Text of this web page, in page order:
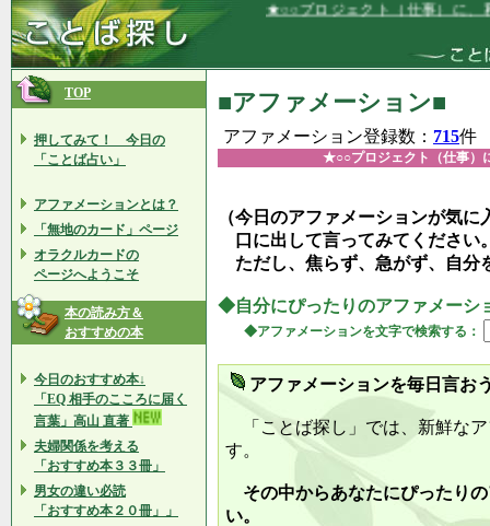
★○○プロジェクト（仕事）に、私は、全
TOP
押してみて！ 今日の
「ことば占い」
アファメーションとは？
「無地のカード」ページ
オラクルカードの
ページへようこそ
本の読み方＆
おすすめの本
今日のおすすめ本↓
「EQ 相手のこころに届く
言葉」高山 直著
夫婦関係を考える
「おすすめ本３３冊」
男女の違い必読
「おすすめ本２０冊」」
■アファメーション■
アファメーション登録数： 715件
★○○プロジェクト（仕事）
（今日のアファメーションが気
口に出して言ってみてください
ただし、焦らず、急がず、自分
◆自分にぴったりのアファメーシ
◆アファメーションを文字で検索する：
アファメーションを毎日言お
「ことば探し」では、新鮮な
す。
その中からあなたにぴったり
い。